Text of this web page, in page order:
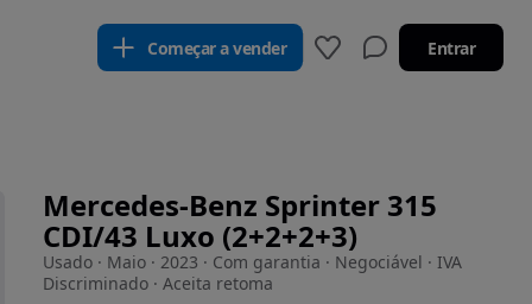
Começar a vender Entrar
Mercedes-Benz Sprinter 315
CDI/43 Luxo (2+2+2+3)
Usado · Maio · 2023 · Com garantia · Negociável · IVA
Discriminado · Aceita retoma